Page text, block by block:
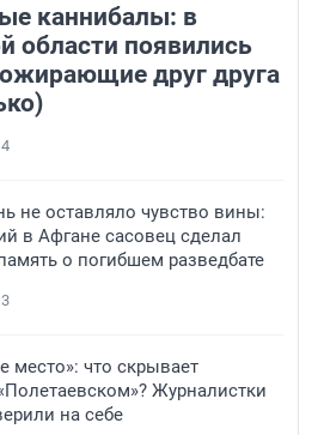
каннибалы: в
области появились
друг друга
4
не оставляло чувство вины:
в Афгане сасовец сделал
о погибшем разведбате
3
место»: что скрывает
Журналистки
на себе